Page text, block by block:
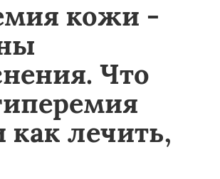
кожи -
Что
лечить,